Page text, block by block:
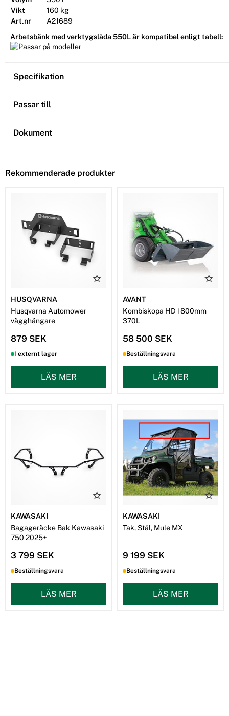
Vikt
160 kg
Art.nr
A21689
Arbetsbänk med verktygslåda 550L är kompatibel enligt tabell:
Specifikation
Passar till
Dokument
Rekommenderade produkter
HUSQVARNA
Husqvarna Automower
vägghängare
879 SEK
I externt lager
LÄS MER
AVANT
Kombiskopa HD 1800mm
370L
58 500 SEK
Beställningsvara
LÄS MER
KAWASAKI
Bagageräcke Bak Kawasaki
750 2025+
3 799 SEK
Beställningsvara
LÄS MER
KAWASAKI
Tak, Stål, Mule MX
9 199 SEK
Beställningsvara
LÄS MER